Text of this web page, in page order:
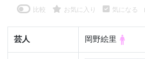
比較 お気に入り 気になる
芸人 岡野絵里